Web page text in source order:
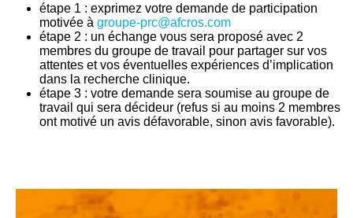
étape 1 : exprimez votre demande de participation
motivée à groupe-prc@afcros.com
étape 2 : un échange vous sera proposé avec 2
membres du groupe de travail pour partager sur vos
attentes et vos éventuelles expériences d’implication
dans la recherche clinique.
étape 3 : votre demande sera soumise au groupe de
travail qui sera décideur (refus si au moins 2 membres
ont motivé un avis défavorable, sinon avis favorable).